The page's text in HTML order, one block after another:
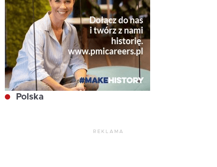
Polska
REKLAMA